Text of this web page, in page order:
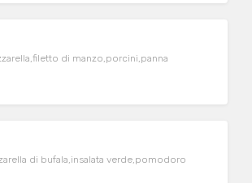
di manzo,porcini,panna
di bufala,insalata verde,pomodoro